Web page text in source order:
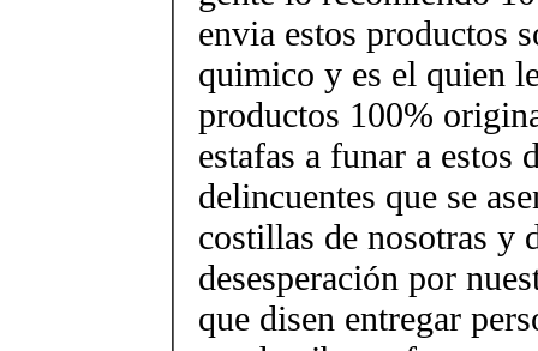
envia estos productos
quimico y es el quien
productos 100%
estafas a funar a estos
delincuentes que se
costillas de nosotras y
desesperación por
que disen entregar